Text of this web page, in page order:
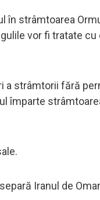
în strâmtoarea
vor fi tratate cu
a strâmtorii fără
împarte
Iranul de